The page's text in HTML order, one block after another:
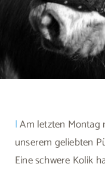
|Am letzten Montag
unserem geliebten
Eine schwere Kolik